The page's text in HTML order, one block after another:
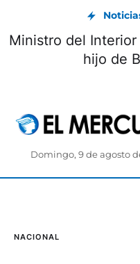
Ministro del
hijo de
Domingo, 9 de agosto
NACIONAL